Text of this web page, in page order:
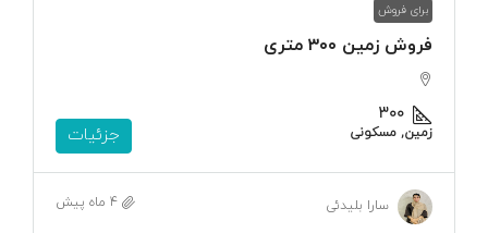
برای فروش
فروش زمین ۳۰۰ متری
۳۰۰
زمین, مسکونی جزئیات
سارا بلیدئی 4 ماه پیش